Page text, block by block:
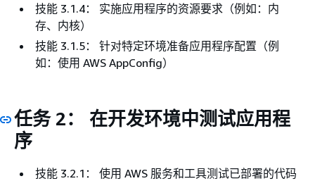
技能 3.1.4： 实施应用程序的资源要求（例如：内
存、内核）
技能 3.1.5： 针对特定环境准备应用程序配置（例
如：使用 AWS AppConfig）
任务 2： 在开发环境中测试应用程
序
技能 3.2.1： 使用 AWS 服务和工具测试已部署的代码